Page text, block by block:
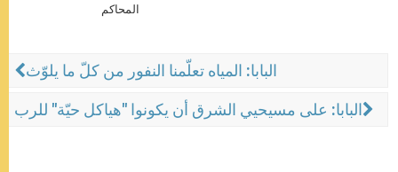
المحاكم
البابا: المياه تعلّمنا النفور من كلّ ما يلوّث
البابا: على مسيحيي الشرق أن يكونوا "هياكل حيّة" للرب